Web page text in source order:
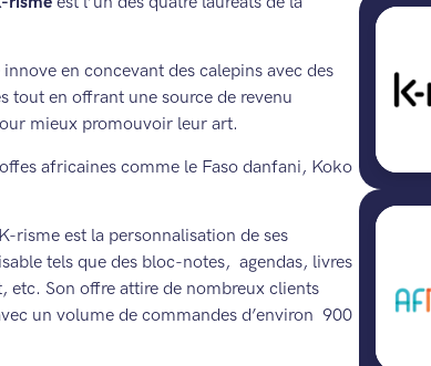
en concevant des calepins avec des
tout en offrant une source de revenu
mieux promouvoir leur art.
africaines comme le Faso danfani, Koko
risme est la personnalisation de ses
tels que des bloc-notes, agendas, livres
etc. Son offre attire de nombreux clients
un volume de commandes d’environ 900